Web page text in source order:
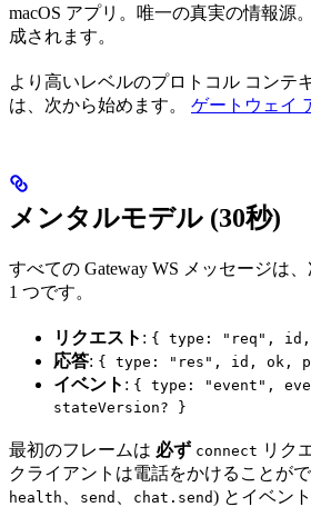
macOS アプリ。唯一の真実の情報源
成されます。
より高いレベルのプロトコル コンテ
は、次から始めます。 ゲートウェイ
メンタルモデル (30秒)
すべての Gateway WS メッセージは
1 つです。
リクエスト : { type: "req", id,
応答: { type: "res", id, ok,
イベント : { type: "event",
stateVersion? }
最初のフレームは 必ず connect リク
クライアントは電話をかけることが
health send chat.send) とイベン